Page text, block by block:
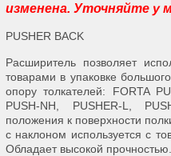
изменена. Уточняйте у
PUSHER BACK
Расширитель позволяет
товарами в упаковке
опору толкателей: FORTA
PUSH-NH, PUSHER-L,
положения к поверхности
с наклоном используется с
Обладает высокой прочностью.